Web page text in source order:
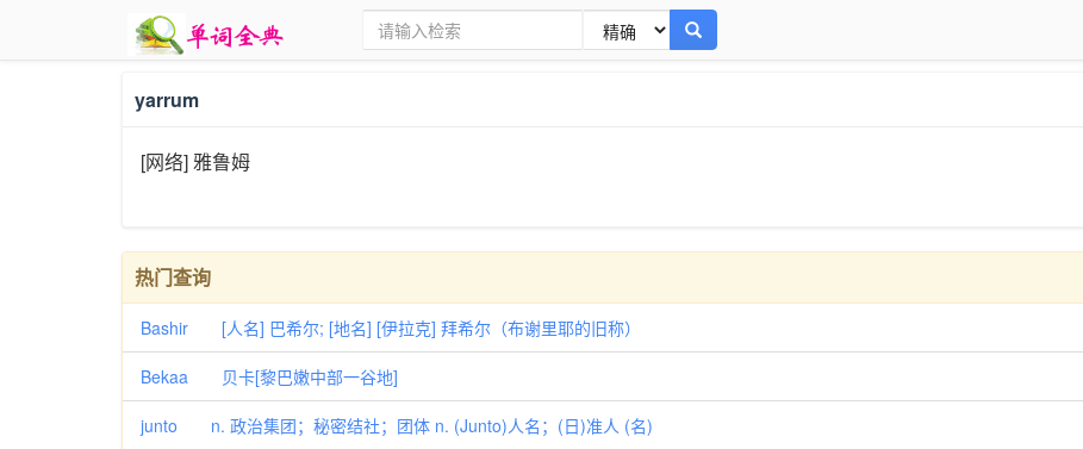
yarrum
[网络] 雅鲁姆
热门查询
Bashir [人名] 巴希尔; [地名] [伊拉克] 拜希尔（布谢里耶的旧称）
Bekaa 贝卡[黎巴嫩中部一谷地]
junto n. 政治集团；秘密结社；团体 n. (Junto)人名；(日)准人 (名)